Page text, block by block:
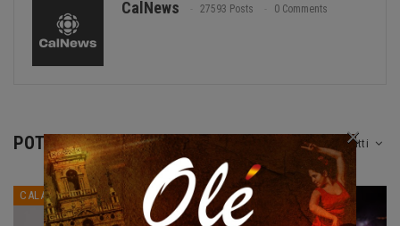
CalNews 27593 Posts 0 Comments
Tutti
POTREBBE PIACERTI ANCHE
CALABRIA CALABRIA
×